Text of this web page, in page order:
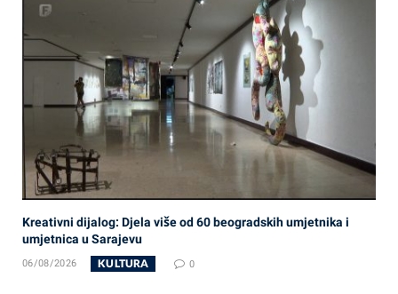
Kreativni dijalog: Djela više od 60 beogradskih umjetnika i
umjetnica u Sarajevu
06/08/2026 KULTURA 0